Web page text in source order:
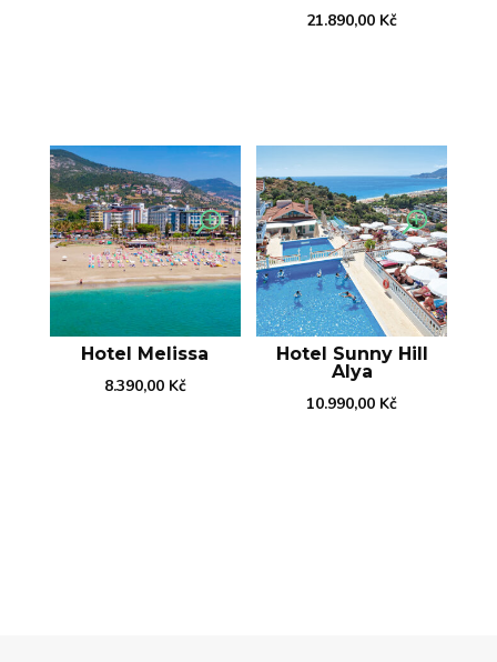
21.890,00 Kč
Hotel Melissa
8.390,00 Kč
Hotel Sunny Hill
Alya
10.990,00 Kč